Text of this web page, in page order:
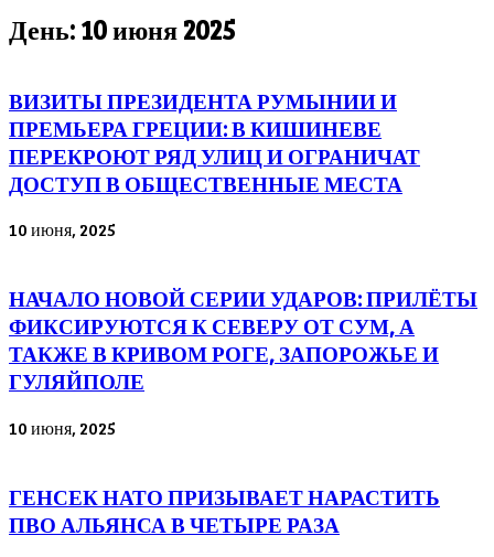
День: 10 июня 2025
ВИЗИТЫ ПРЕЗИДЕНТА РУМЫНИИ И
ПРЕМЬЕРА ГРЕЦИИ: В КИШИНЕВЕ
ПЕРЕКРОЮТ РЯД УЛИЦ И ОГРАНИЧАТ
ДОСТУП В ОБЩЕСТВЕННЫЕ МЕСТА
10 июня, 2025
НАЧАЛО НОВОЙ СЕРИИ УДАРОВ: ПРИЛЁТЫ
ФИКСИРУЮТСЯ К СЕВЕРУ ОТ СУМ, А
ТАКЖЕ В КРИВОМ РОГЕ, ЗАПОРОЖЬЕ И
ГУЛЯЙПОЛЕ
10 июня, 2025
ГЕНСЕК НАТО ПРИЗЫВАЕТ НАРАСТИТЬ
ПВО АЛЬЯНСА В ЧЕТЫРЕ РАЗА